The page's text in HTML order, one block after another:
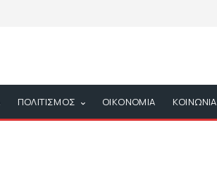
ΠΟΛΙΤΙΣΜΟΣ ΟΙΚΟΝΟΜΙΑ ΚΟΙΝΩΝΙΑ